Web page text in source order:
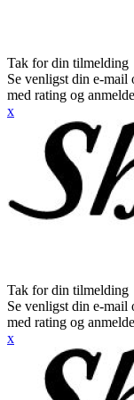
Tak for din tilmelding
Se venligst din e-
med rating og
x
Tak for din tilmelding
Se venligst din e-
med rating og
x